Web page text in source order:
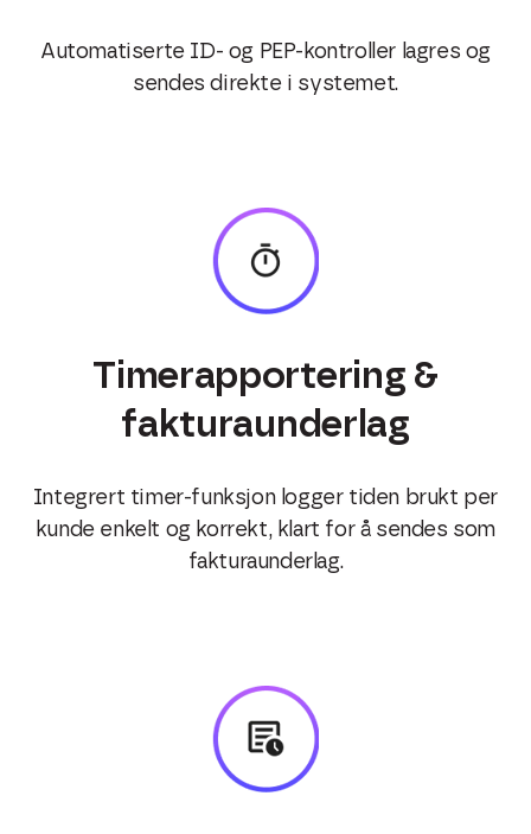
Automatiserte ID- og PEP-kontroller lagres og
sendes direkte i systemet.
Timerapportering &
fakturaunderlag
Integrert timer-funksjon logger tiden brukt per
kunde enkelt og korrekt, klart for å sendes som
fakturaunderlag.